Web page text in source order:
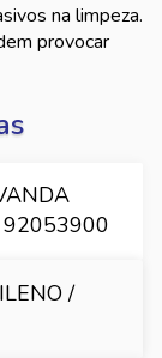
na limpeza.
provocar
/